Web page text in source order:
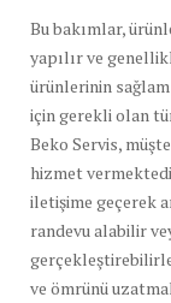
Bu bakımlar,
yapılır ve
ürünlerinin
için gerekli olan
Beko Servis,
hizmet
iletişime geçerek
randevu alabilir
ve ömrünü